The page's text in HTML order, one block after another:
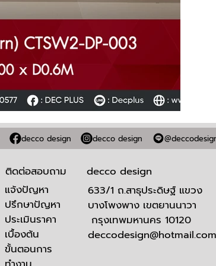
decco design decco design
ติดต่อสอบถาม
​แจ้งปัญหา
ปรึกษาปัญหา
ประเมินราคา
เบื้องต้น
ขั้นตอนการ
decco design
633/1 ถ.สาธุประดิษฐ์ แขวง
บางโพงพาง เขตยานนาวา
กรุงเทพมหานคร 10120